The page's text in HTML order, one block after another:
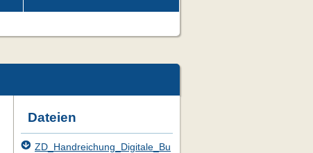
Dateien
ZD_Handreichung_Digitale_Bu